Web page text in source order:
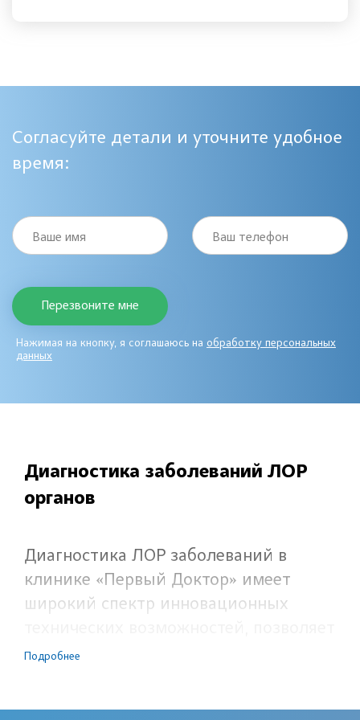
Согласуйте детали и уточните удобное
время:
Ваше имя Ваш телефон
Нажимая на кнопку, я соглашаюсь на обработку персональных
данных
Диагностика заболеваний ЛОР
органов
Диагностика ЛОР заболеваний в
клинике «Первый Доктор» имеет
широкий спектр инновационных
выполнить обследование органов
Подробнее